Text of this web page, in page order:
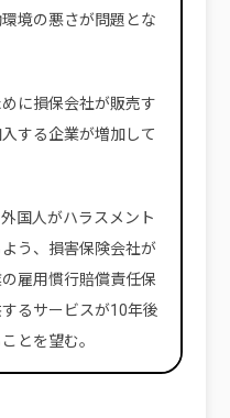
境の悪さが問題とな
に損保会社が販売す
する企業が増加して
国人がハラスメント
う、損害保険会社が
雇用慣行賠償責任保
るサービスが10年後
とを望む。